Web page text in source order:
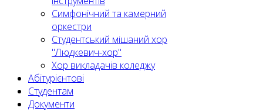
Симфонічний та камерний
оркестри
Студентський мішаний хор
"Людкевич-хор"
Хор викладачів коледжу
Абітурієнтові
Студентам
Документи